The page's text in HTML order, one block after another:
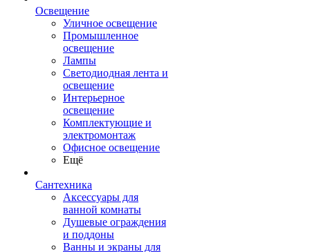
Освещение
Уличное освещение
Промышленное
освещение
Лампы
Светодиодная лента и
освещение
Интерьерное
освещение
Комплектующие и
электромонтаж
Офисное освещение
Ещё
Сантехника
Аксессуары для
ванной комнаты
Душевые ограждения
и поддоны
Ванны и экраны для